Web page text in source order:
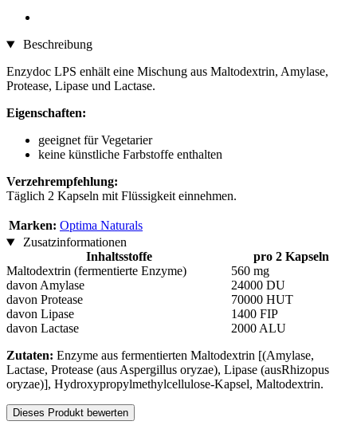
Beschreibung
Enzydoc LPS enhält eine Mischung aus Maltodextrin, Amylase,
Protease, Lipase und Lactase.
Eigenschaften:
geeignet für Vegetarier
keine künstliche Farbstoffe enthalten
Verzehrempfehlung:
Täglich 2 Kapseln mit Flüssigkeit einnehmen.
Marken: Optima Naturals
Zusatzinformationen
Inhaltsstoffe
pro 2 Kapseln
Maltodextrin (fermentierte Enzyme)
560 mg
davon Amylase
24000 DU
davon Protease
70000 HUT
davon Lipase
1400 FIP
davon Lactase
2000 ALU
Zutaten: Enzyme aus fermentierten Maltodextrin [(Amylase,
Lactase, Protease (aus Aspergillus oryzae), Lipase (ausRhizopus
oryzae)], Hydroxypropylmethylcellulose-Kapsel, Maltodextrin.
Dieses Produkt bewerten